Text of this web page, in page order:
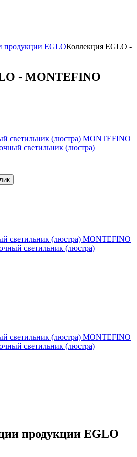
продукции EGLOКоллекция EGLO -
- MONTEFINO
светильник (люстра)
светильник (люстра)
светильник (люстра)
продукции EGLO